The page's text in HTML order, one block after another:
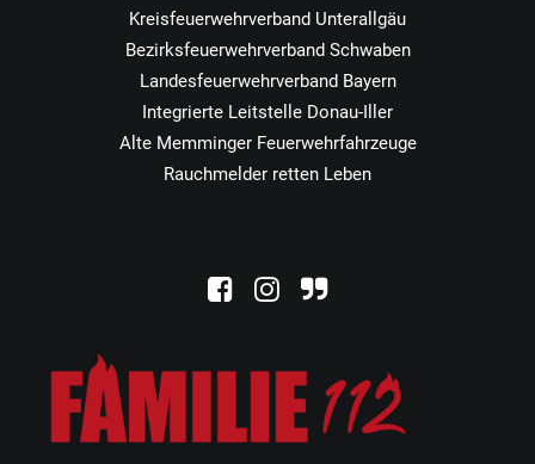
Kreisfeuerwehrverband Unterallgäu
Bezirksfeuerwehrverband Schwaben
Landesfeuerwehrverband Bayern
Integrierte Leitstelle Donau-Iller
Alte Memminger Feuerwehrfahrzeuge
Rauchmelder retten Leben